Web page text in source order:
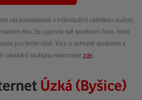
vás kontaktovali s individuální nabídkou služeb,
tím, že vyplníte své telefonní číslo, které
pro tento účel. Více o ochraně soukromí a
odvolání souhlasu naleznete zde
Úzká (Byšice)